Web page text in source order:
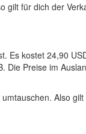
für dich der
kostet 24,90
Preise im
Also